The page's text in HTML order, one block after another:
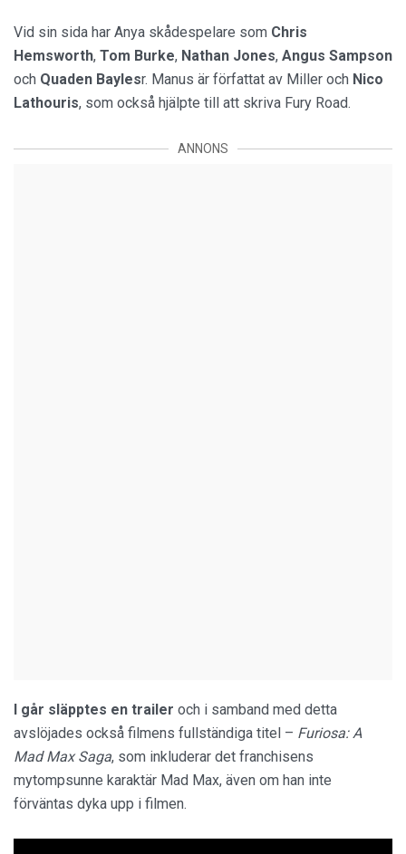
Vid sin sida har Anya skådespelare som Chris
Hemsworth, Tom Burke, Nathan Jones, Angus Sampson
och Quaden Baylesr. Manus är författat av Miller och Nico
Lathouris, som också hjälpte till att skriva Fury Road.
ANNONS
I går släpptes en trailer och i samband med detta
avslöjades också filmens fullständiga titel – Furiosa: A
Mad Max Saga, som inkluderar det franchisens
mytompsunne karaktär Mad Max, även om han inte
förväntas dyka upp i filmen.